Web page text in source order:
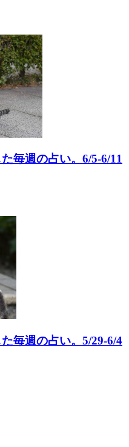
毎週の占い。6/5-6/11
毎週の占い。5/29-6/4